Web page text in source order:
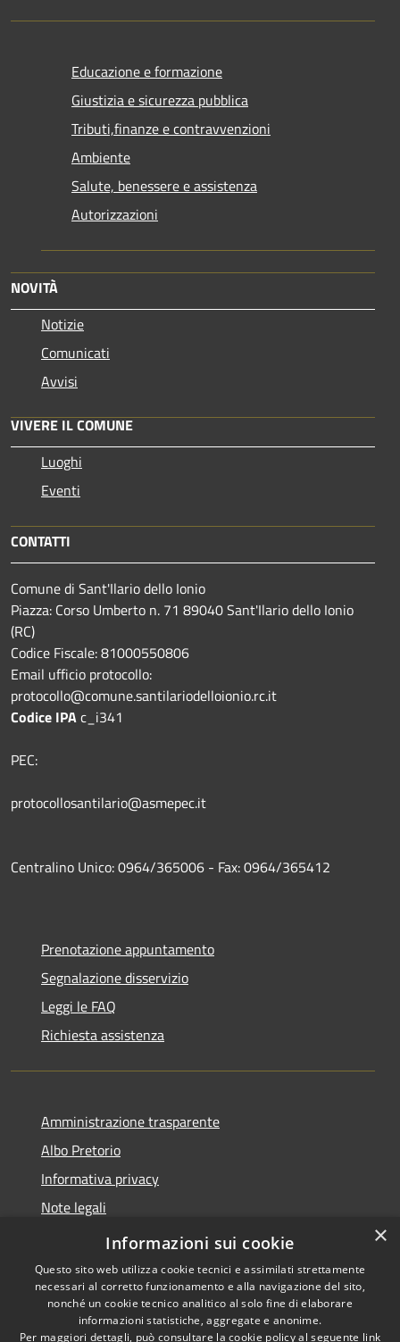
Educazione e formazione
Giustizia e sicurezza pubblica
Tributi,finanze e contravvenzioni
Ambiente
Salute, benessere e assistenza
Autorizzazioni
NOVITÀ
Notizie
Comunicati
Avvisi
VIVERE IL COMUNE
Luoghi
Eventi
CONTATTI
Comune di Sant'Ilario dello Ionio
Piazza: Corso Umberto n. 71 89040 Sant'Ilario dello Ionio
(RC)
Codice Fiscale: 81000550806
Email ufficio protocollo:
protocollo@comune.santilariodelloionio.rc.it
Codice IPAc_i341
PEC:
protocollosantilario@asmepec.it
Centralino Unico: 0964/365006 - Fax: 0964/365412
Prenotazione appuntamento
Segnalazione disservizio
Leggi le FAQ
Richiesta assistenza
Amministrazione trasparente
Albo Pretorio
Informativa privacy
Note legali
Dichiarazione di accessibilità
Copyright © 2026 • Comune di
×
Informazioni sui cookie
Questo sito web utilizza cookie tecnici e assimilati strettamente
necessari al corretto funzionamento e alla navigazione del sito,
nonché un cookie tecnico analitico al solo fine di elaborare
informazioni statistiche, aggregate e anonime.
Per maggiori dettagli, può consultare la cookie policy al seguente link